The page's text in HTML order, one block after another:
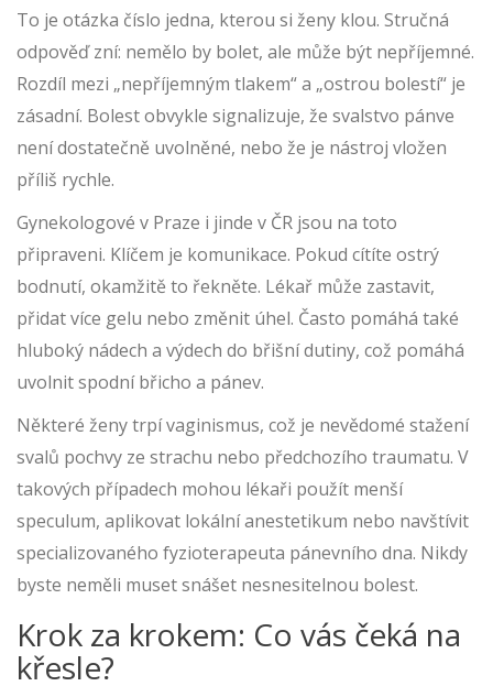
To je otázka číslo jedna, kterou si ženy klou. Stručná
odpověď zní: nemělo by bolet, ale může být nepříjemné.
Rozdíl mezi „nepříjemným tlakem“ a „ostrou bolestí“ je
zásadní. Bolest obvykle signalizuje, že svalstvo pánve
není dostatečně uvolněné, nebo že je nástroj vložen
příliš rychle.
Gynekologové v Praze i jinde v ČR jsou na toto
připraveni. Klíčem je komunikace. Pokud cítíte ostrý
bodnutí, okamžitě to řekněte. Lékař může zastavit,
přidat více gelu nebo změnit úhel. Často pomáhá také
hluboký nádech a výdech do břišní dutiny, což pomáhá
uvolnit spodní břicho a pánev.
Některé ženy trpí vaginismus, což je nevědomé stažení
svalů pochvy ze strachu nebo předchozího traumatu. V
takových případech mohou lékaři použít menší
speculum, aplikovat lokální anestetikum nebo navštívit
specializovaného fyzioterapeuta pánevního dna. Nikdy
byste neměli muset snášet nesnesitelnou bolest.
Krok za krokem: Co vás čeká na
křesle?